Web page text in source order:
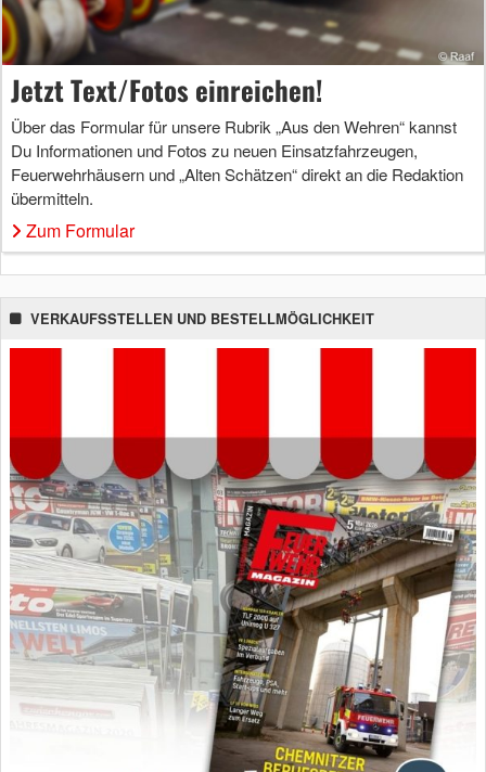
Jetzt Text/Fotos einreichen!
Über das Formular für unsere Rubrik „Aus den Wehren“ kannst
Du Informationen und Fotos zu neuen Einsatzfahrzeugen,
Feuerwehrhäusern und „Alten Schätzen“ direkt an die Redaktion
übermitteln.
Zum Formular
VERKAUFSSTELLEN UND BESTELLMÖGLICHKEIT